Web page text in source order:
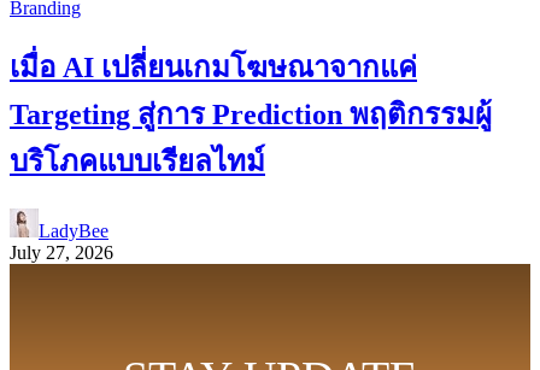
Branding
เมื่อ AI เปลี่ยนเกมโฆษณาจากแค่
Targeting สู่การ Prediction พฤติกรรมผู้
บริโภคแบบเรียลไทม์
LadyBee
July 27, 2026